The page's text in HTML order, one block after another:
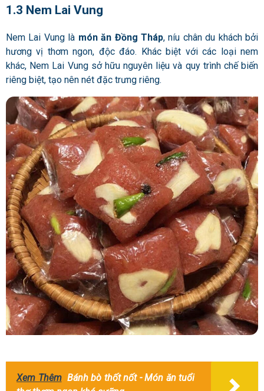
1.3 Nem Lai Vung
Nem Lai Vung là món ăn Đồng Tháp, níu chân du khách bởi
hương vị thơm ngon, độc đáo. Khác biệt với các loại nem
khác, Nem Lai Vung sở hữu nguyên liệu và quy trình chế biến
riêng biệt, tạo nên nét đặc trưng riêng.
Xem Thêm Bánh bò thốt nốt - Món ăn tuổi